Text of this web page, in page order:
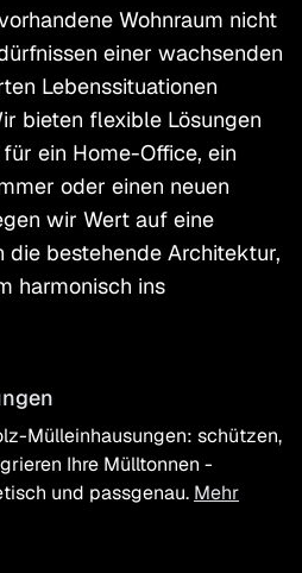
Wohnraum nicht
einer wachsenden
Lebenssituationen
bieten flexible Lösungen
ein Home-Office, ein
oder einen neuen
wir Wert auf eine
die bestehende Architektur,
harmonisch ins
Mülleinhausungen: schützen,
Ihre Mülltonnen -
und passgenau. Mehr